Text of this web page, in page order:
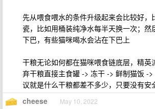
先从喂食喂水的条件升级起来会比较好，
瓷，比如用桶装纯净水每半天换一次；然
下巴，有些猫咪喝水会沾在下巴上
干粮无论如何都在猫咪喂食链底层，精英
弃干粮直接主食罐 -> 冻干 -> 鲜制猫饭 -
议就是什么干粮都差不多少，只要没有安
cheese May 10, 2022